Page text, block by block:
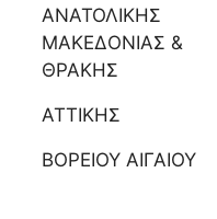
ΑΝΑΤΟΛΙΚΗΣ
ΜΑΚΕΔΟΝΙΑΣ &
ΘΡΑΚΗΣ
ΑΤΤΙΚΗΣ
ΒΟΡΕΙΟΥ ΑΙΓΑΙΟΥ